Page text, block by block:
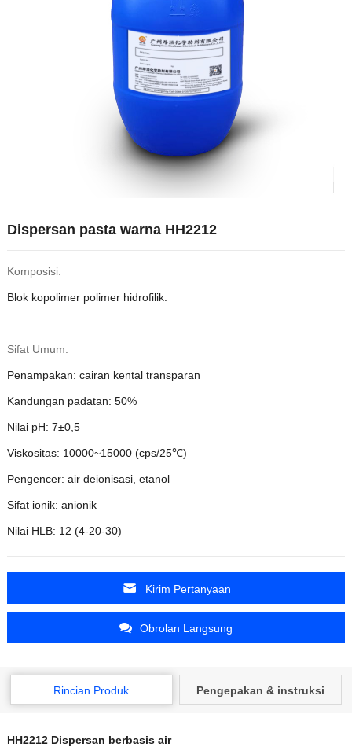
Dispersan pasta warna HH2212
Komposisi:
Blok kopolimer polimer hidrofilik.
Sifat Umum:
Penampakan: cairan kental transparan
Kandungan padatan: 50%
Nilai pH: 7±0,5
Viskositas: 10000~15000 (cps/25℃)
Pengencer: air deionisasi, etanol
Sifat ionik: anionik
Nilai HLB: 12 ​​(4-20-30)
Kirim Pertanyaan
Obrolan Langsung
Rincian Produk Pengepakan & instruksi
HH2212 Dispersan berbasis air